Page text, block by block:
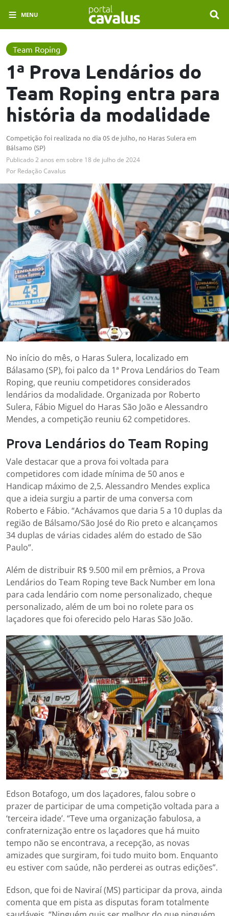
MENU
Team Roping
1ª Prova Lendários do
Team Roping entra para
história da modalidade
Competição foi realizada no dia 05 de julho, no Haras Sulera em
Bálsamo (SP)
Publicado2 anos em sobre 18 de julho de 2024
Por Redação Cavalus
No início do mês, o Haras Sulera, localizado em
Bálasamo (SP), foi palco da 1ª Prova Lendários do Team
Roping, que reuniu competidores considerados
lendários da modalidade. Organizada por Roberto
Sulera, Fábio Miguel do Haras São João e Alessandro
Mendes, a competição reuniu 62 competidores.
Prova Lendários do Team Roping
Vale destacar que a prova foi voltada para
competidores com idade mínima de 50 anos e
Handicap máximo de 2,5. Alessandro Mendes explica
que a ideia surgiu a partir de uma conversa com
Roberto e Fábio. “Achávamos que daria 5 a 10 duplas da
região de Bálsamo/São José do Rio preto e alcançamos
34 duplas de várias cidades além do estado de São
Paulo”.
Além de distribuir R$ 9.500 mil em prêmios, a Prova
Lendários do Team Roping teve Back Number em lona
para cada lendário com nome personalizado, cheque
personalizado, além de um boi no rolete para os
laçadores que foi oferecido pelo Haras São João.
Edson Botafogo, um dos laçadores, falou sobre o
prazer de participar de uma competição voltada para a
‘terceira idade’. “Teve uma organização fabulosa, a
confraternização entre os laçadores que há muito
tempo não se encontrava, a recepção, as novas
amizades que surgiram, foi tudo muito bom. Enquanto
eu estiver com saúde, não perderei as outras edições”.
Edson, que foi de Naviraí (MS) participar da prova, ainda
comenta que em pista as disputas foram totalmente